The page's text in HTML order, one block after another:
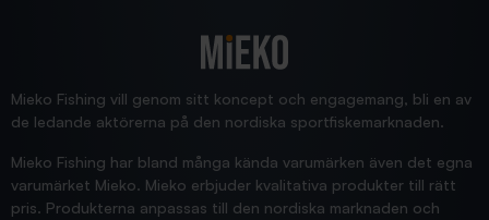
Jensa
Mieko Fishing vill genom sitt koncept och engagemang, bli en av
de ledande aktörerna på den nordiska sportfiskemarknaden.
Mieko Fishing har bland många kända varumärken även det egna
varumärket Mieko. Mieko erbjuder kvalitativa produkter till rätt
pris. Produkterna anpassas till den nordiska marknaden och